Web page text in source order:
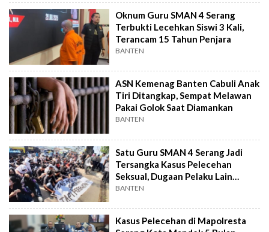
Oknum Guru SMAN 4 Serang
Terbukti Lecehkan Siswi 3 Kali,
Terancam 15 Tahun Penjara
BANTEN
ASN Kemenag Banten Cabuli Anak
Tiri Ditangkap, Sempat Melawan
Pakai Golok Saat Diamankan
BANTEN
Satu Guru SMAN 4 Serang Jadi
Tersangka Kasus Pelecehan
Seksual, Dugaan Pelaku Lain
Menguat
BANTEN
Kasus Pelecehan di Mapolresta